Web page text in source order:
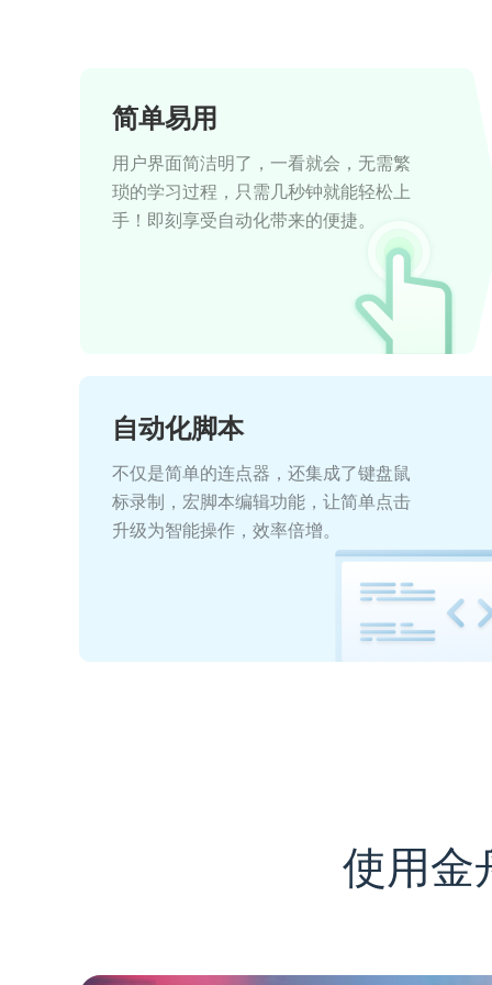
简单易用
用户界面简洁明了，一看就会，无需繁
琐的学习过程，只需几秒钟就能轻松上
手！即刻享受自动化带来的便捷。
自动化脚本
不仅是简单的连点器，还集成了键盘鼠
标录制，宏脚本编辑功能，让简单点击
升级为智能操作，效率倍增。
使用金